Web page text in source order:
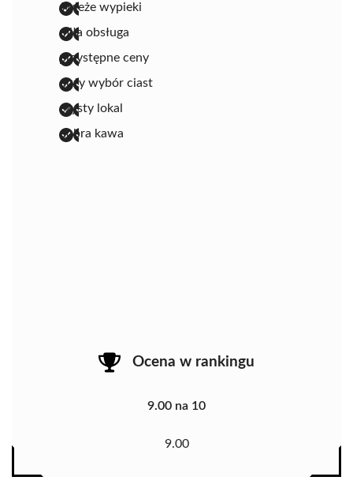
świeże wypieki
miła obsługa
przystępne ceny
duży wybór ciast
czysty lokal
dobra kawa
Ocena w rankingu
9.00 na 10
9.00